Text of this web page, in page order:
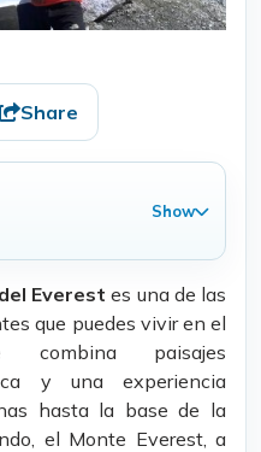
Share
Show
Everest es una de las
que puedes vivir en el
combina paisajes
y una experiencia
hasta la base de la
el Monte Everest, a